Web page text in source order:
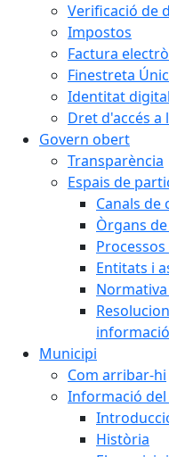
Verificació de
Impostos
Factura
Finestreta
Identitat digital
Dret d'accés
Govern obert
Transparència
Espais de
Canals de
Òrgans
Entitats i
Municipi
Com arribar-hi
Informació
Història